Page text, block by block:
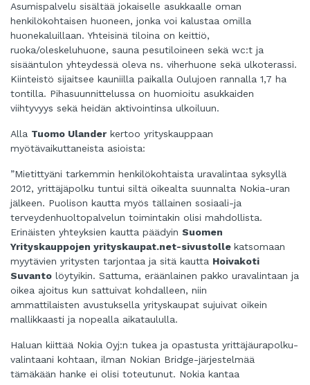
Asumispalvelu sisältää jokaiselle asukkaalle oman
henkilökohtaisen huoneen, jonka voi kalustaa omilla
huonekaluillaan. Yhteisinä tiloina on keittiö,
ruoka/oleskeluhuone, sauna pesutiloineen sekä wc:t ja
sisääntulon yhteydessä oleva ns. viherhuone sekä ulkoterassi.
Kiinteistö sijaitsee kauniilla paikalla Oulujoen rannalla 1,7 ha
tontilla. Pihasuunnittelussa on huomioitu asukkaiden
viihtyvyys sekä heidän aktivointinsa ulkoiluun.
Alla Tuomo Ulander kertoo yrityskauppaan
myötävaikuttaneista asioista:
”Mietittyäni tarkemmin henkilökohtaista uravalintaa syksyllä
2012, yrittäjäpolku tuntui siltä oikealta suunnalta Nokia-uran
jälkeen. Puolison kautta myös tällainen sosiaali-ja
terveydenhuoltopalvelun toimintakin olisi mahdollista.
Erinäisten yhteyksien kautta päädyin Suomen
Yrityskauppojen yrityskaupat.net-sivustolle katsomaan
myytävien yritysten tarjontaa ja sitä kautta Hoivakoti
Suvanto löytyikin. Sattuma, eräänlainen pakko uravalintaan ja
oikea ajoitus kun sattuivat kohdalleen, niin
ammattilaisten avustuksella yrityskaupat sujuivat oikein
mallikkaasti ja nopealla aikataululla.
Haluan kiittää Nokia Oyj:n tukea ja opastusta yrittäjäurapolku-
valintaani kohtaan, ilman Nokian Bridge-järjestelmää
tämäkään hanke ei olisi toteutunut. Nokia kantaa